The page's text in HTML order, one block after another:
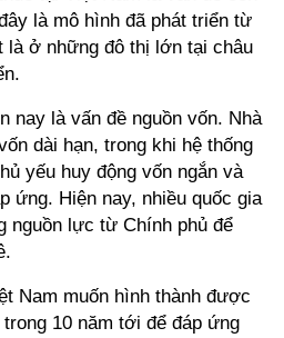
là mô hình đã phát triển từ
là ở những đô thị lớn tại châu
nay là vấn đề nguồn vốn. Nhà
dài hạn, trong khi hệ thống
yếu huy động vốn ngắn và
ứng. Hiện nay, nhiều quốc gia
nguồn lực từ Chính phủ để
Nam muốn hình thành được
10 năm tới để đáp ứng